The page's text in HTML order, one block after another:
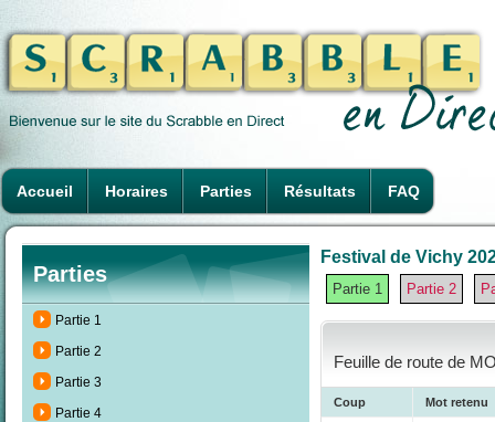
Accueil Horaires Parties Résultats FAQ
Parties
Partie 1
Partie 2
Partie 3
Partie 4
Festival de Vichy
Partie 1 Partie 2
Feuille de route de
Coup Mot retenu